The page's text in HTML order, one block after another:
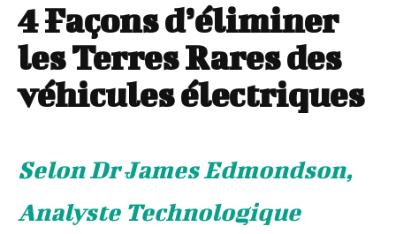
4 Façons d’éliminer
les Terres Rares des
véhicules électriques
Selon Dr James Edmondson,
Analyste Technologique